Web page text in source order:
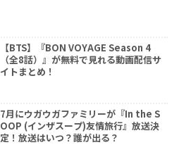
【BTS】『BON VOYAGE Season 4
（全8話）』が無料で見れる動画配信サ
イトまとめ！
7月にウガウガファミリーが『In the S
OOP (インザスープ)友情旅行』放送決
定！放送はいつ？誰が出る？